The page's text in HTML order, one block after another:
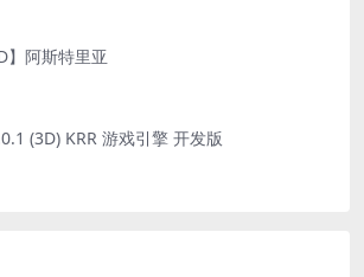
】阿斯特里亚
(3D) KRR 游戏引擎 开发版